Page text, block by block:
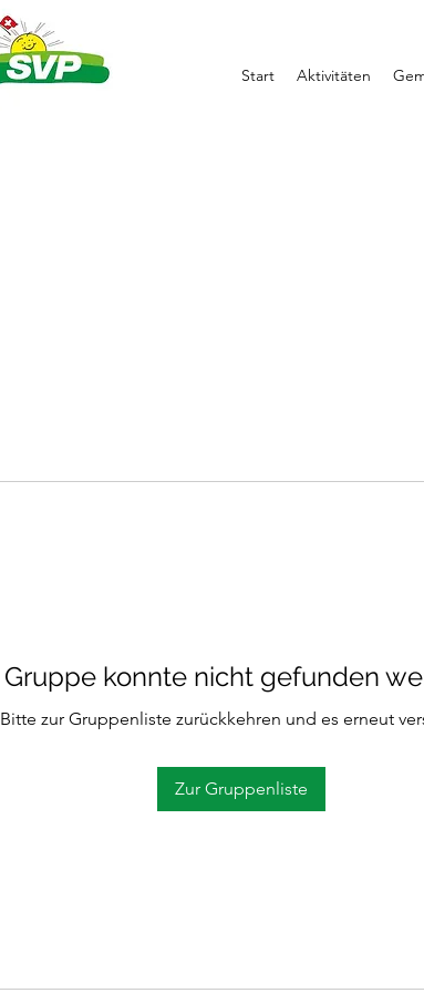
Start Aktivitäten
Gruppe konnte nicht gefunden
Bitte zur Gruppenliste zurückkehren und es erneut
Zur Gruppenliste